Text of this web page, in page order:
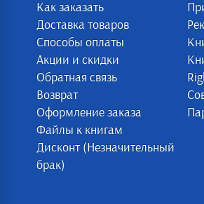
Как заказать
Доставка товаров
Способы оплаты
Акции и скидки
Обратная связь
Возврат
Оформление заказа
Файлы к книгам
Дисконт (Незначительный
брак)